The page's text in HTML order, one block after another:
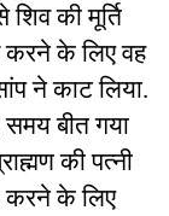
शिव की मूर्ति
करने के लिए वह
ने काट लिया
समय बीत गया
की पत्नी
करने के लिए